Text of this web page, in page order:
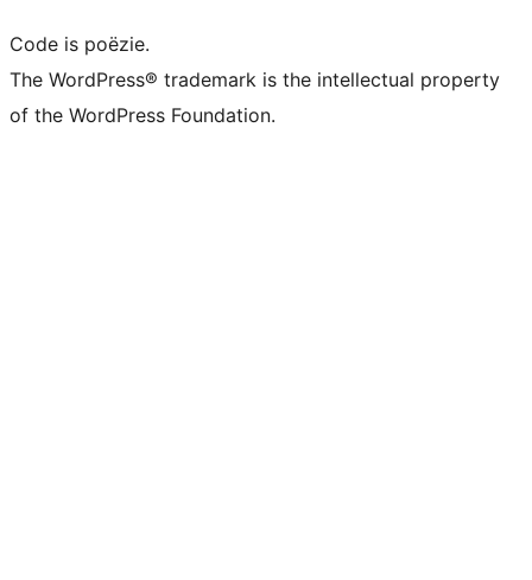
Code is poëzie.
The WordPress® trademark is the intellectual property
of the WordPress Foundation.